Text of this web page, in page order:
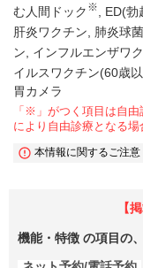
む人間ドック ※ ED(勃
肝炎ワクチン
肺炎球
ン
インフルエンザワ
イルスワクチン(60歳
胃カメラ
「※」がつく項目は自
により自由診療となる場
本情報に関するご注意
【
機能・特徴 の項目の、